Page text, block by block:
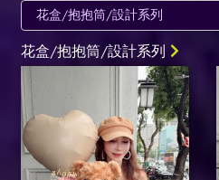
花盒/抱抱筒/設計系列